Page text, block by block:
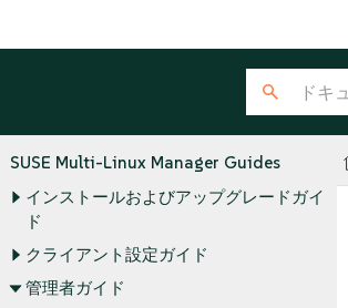
SUSE Multi-Linux Manager Guides
インストールおよびアップグレードガイ
ド
クライアント設定ガイド
管理者ガイド